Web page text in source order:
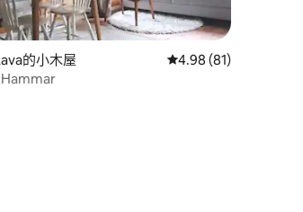
4.84 的平均評分（滿分 5 分）
的小木屋 從 81 則評價中獲得
4.98 (81)
Hammar